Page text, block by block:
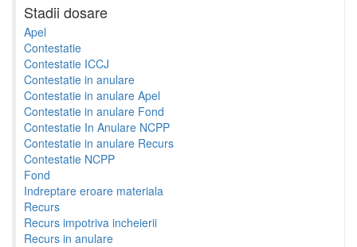
Stadii dosare
Apel
Contestatie
Contestatie ICCJ
Contestatie in anulare
Contestatie in anulare Apel
Contestatie in anulare Fond
Contestatie In Anulare NCPP
Contestatie in anulare Recurs
Contestatie NCPP
Fond
Indreptare eroare materiala
Recurs
Recurs impotriva incheierii
Recurs in anulare